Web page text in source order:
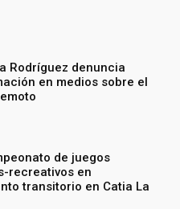
Rodríguez denuncia
en medios sobre el
de juegos
recreativos en
transitorio en Catia La